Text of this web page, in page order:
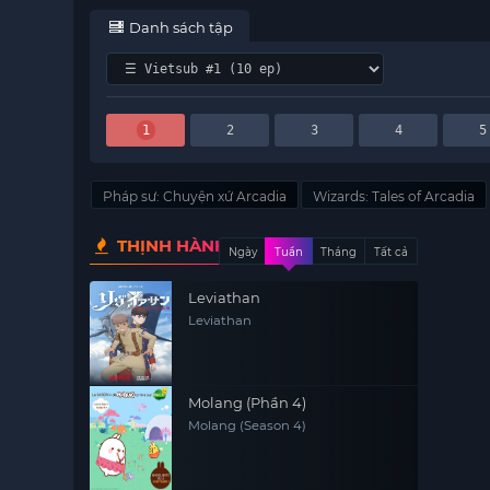
Danh sách tập
1 2 3 4 5
Pháp sư: Chuyện xứ Arcadia Wizards: Tales of Arcadia
THỊNH HÀNH Ngày Tuần Tháng Tất cả
Leviathan
Leviathan
Molang (Phần 4)
Molang (Season 4)